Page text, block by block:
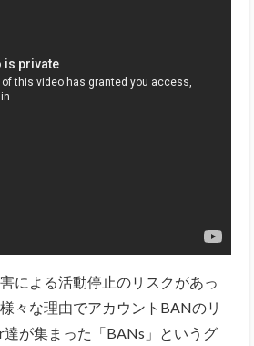
による活動停止のリスクがあっ
々な理由でアカウントBANのリ
が集まった「BANs」というグ